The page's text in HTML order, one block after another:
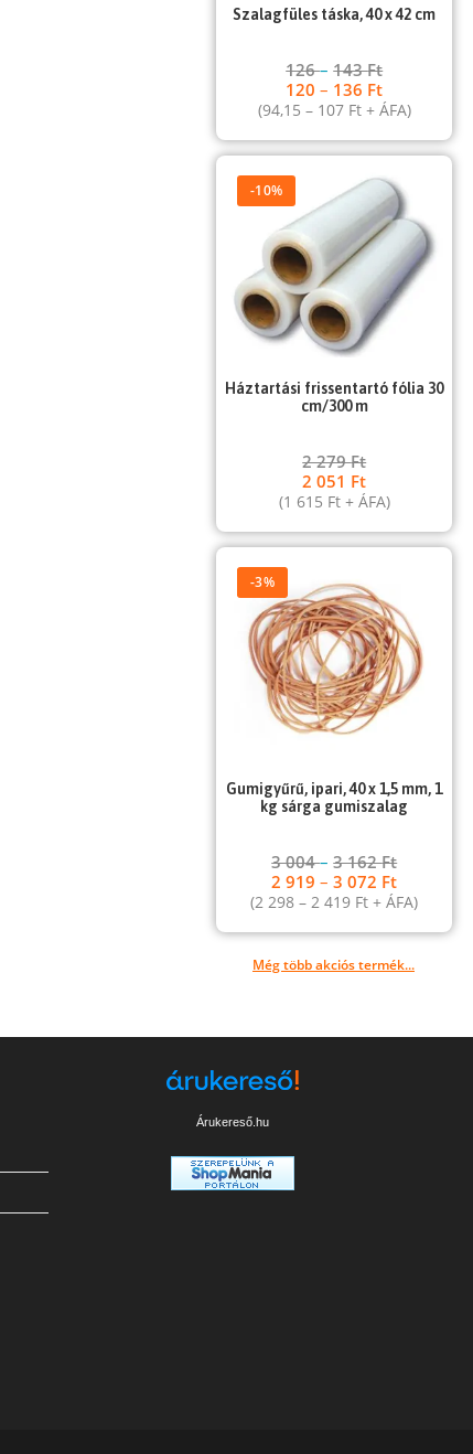
Szalagfüles táska, 40 x 42 cm
126–143Ft
120– 136 Ft
(94,15 – 107 Ft+ ÁFA)
-10%
Háztartási frissentartó fólia 30
cm/300 m
2 279Ft
2 051 Ft
(1 615 Ft+ ÁFA)
-3%
Gumigyűrű, ipari, 40 x 1,5 mm, 1
kg sárga gumiszalag
3 004–3 162Ft
2 919–3 072 Ft
(2 298– 2 419 Ft + ÁFA)
Még több akciós termék...
Árukereső.hu